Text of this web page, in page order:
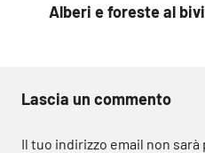
Alberi e foreste al
Lascia un commento
Il tuo indirizzo email non sarà